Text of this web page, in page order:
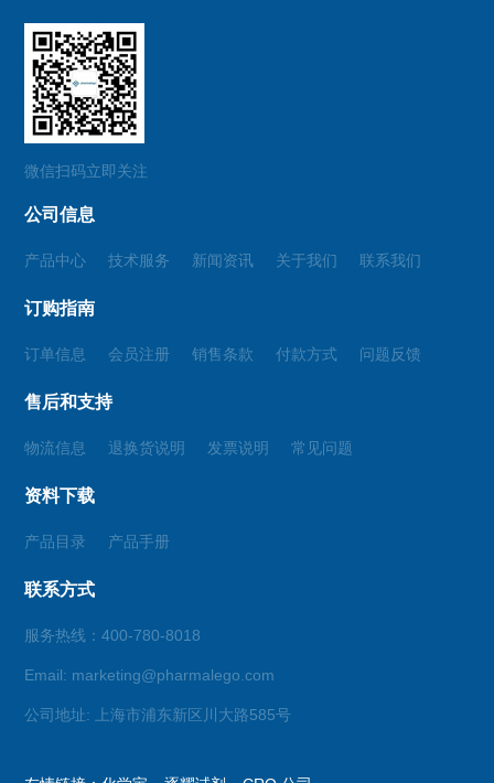
微信扫码立即关注
公司信息
产品中心 技术服务 新闻资讯 关于我们 联系我们
订购指南
订单信息 会员注册 销售条款 付款方式 问题反馈
售后和支持
物流信息 退换货说明 发票说明 常见问题
资料下载
产品目录 产品手册
联系方式
服务热线：400-780-8018
Email: marketing@pharmalego.com
公司地址: 上海市浦东新区川大路585号